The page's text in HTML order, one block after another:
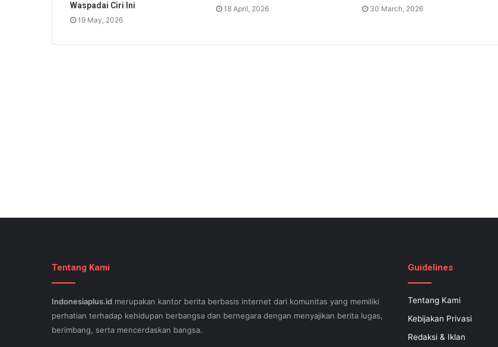
Waspadai Ciri Ini
19 May, 2026
18 April, 2026 30 March, 2026
Tentang Kami
Indonesiaplus.id merupakan kantor berita berbasis internet dari komunitas yang memiliki
perhatian terhadap kehidupan berbangsa dan bernegara dengan menyajikan berita lugas,
berimbang, serta mencerdaskan bangsa.
Guidelines
Tentang Kami
Kebijakan Privasi
Redaksi & Iklan